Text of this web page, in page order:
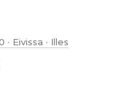
Eivissa · Illes